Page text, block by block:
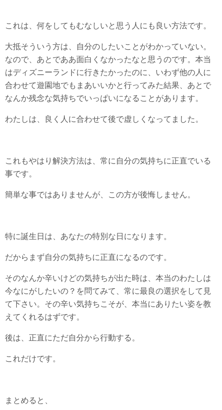
これは、何をしてもむなしいと思う人にも良い方法です。
大抵そういう方は、自分のしたいことがわかっていない。
なので、あとでああ面白くなかったなと思うのです。本当
はディズニーランドに行きたかったのに、いわず他の人に
合わせて遊園地でもまあいいかと行ってみた結果、あとで
なんか残念な気持ちでいっぱいになることがあります。
わたしは、良く人に合わせて後で虚しくなってました。
これもやはり解決方法は、常に自分の気持ちに正直でいる
事です。
簡単な事ではありませんが、この方が後悔しません。
特に誕生日は、あなたの特別な日になります。
だからまず自分の気持ちに正直になるのです。
そのなんか辛いけどの気持ちが出た時は、本当のわたしは
今なにがしたいの？を問てみて、常に最良の選択をして見
て下さい。その辛い気持ちこそが、本当にありたい姿を教
えてくれるはずです。
後は、正直にただ自分から行動する。
これだけです。
まとめると、